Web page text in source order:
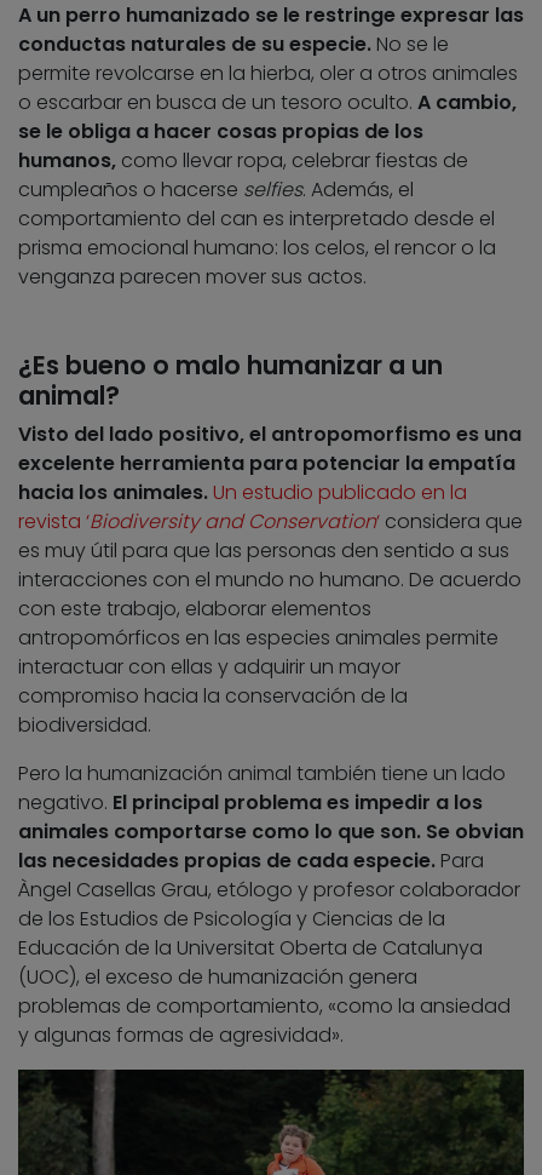
A un perro humanizado se le restringe expresar las
conductas naturales de su especie. No se le
permite revolcarse en la hierba, oler a otros animales
o escarbar en busca de un tesoro oculto. A cambio,
se le obliga a hacer cosas propias de los
humanos, como llevar ropa, celebrar fiestas de
cumpleaños o hacerse selfies. Además, el
comportamiento del can es interpretado desde el
prisma emocional humano: los celos, el rencor o la
venganza parecen mover sus actos.
¿Es bueno o malo humanizar a un
animal?
Visto del lado positivo, el antropomorfismo es una
excelente herramienta para potenciar la empatía
hacia los animales. Un estudio publicado en la
revista ‘Biodiversity and Conservation‘ considera que
es muy útil para que las personas den sentido a sus
interacciones con el mundo no humano. De acuerdo
con este trabajo, elaborar elementos
antropomórficos en las especies animales permite
interactuar con ellas y adquirir un mayor
compromiso hacia la conservación de la
biodiversidad.
Pero la humanización animal también tiene un lado
negativo. El principal problema es impedir a los
animales comportarse como lo que son. Se obvian
las necesidades propias de cada especie. Para
Àngel Casellas Grau, etólogo y profesor colaborador
de los Estudios de Psicología y Ciencias de la
Educación de la Universitat Oberta de Catalunya
(UOC), el exceso de humanización genera
problemas de comportamiento, «como la ansiedad
y algunas formas de agresividad».